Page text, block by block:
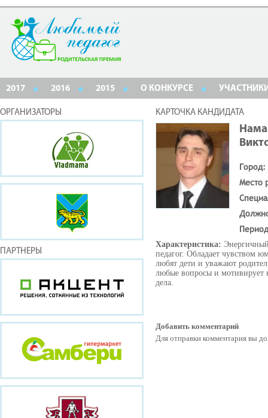
2017 2016 2015 О КОНКУРСЕ
ОРГАНИЗАТОРЫ
ПАРТНЕРЫ
КАРТОЧКА КАНДИДАТА
Город:
Место
Характеристика:
педагог. Обладает чувством
любят дети и уважают
любые вопросы и мотивирует
дела.
Добавить комментарий
Для отправки комментария вы